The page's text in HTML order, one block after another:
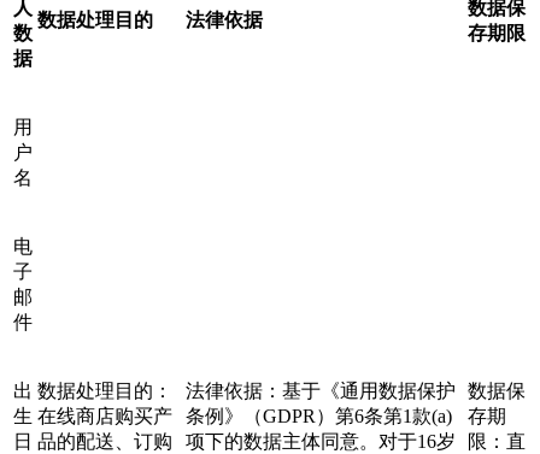
人
数
据
数据处理目的 法律依据
数据保
存期限
用
户
名
数据处理目的：
在线商店购买产
品的配送、订购
法律依据：基于《通用数据保护
条例》（GDPR）第6条第1款(a)
项下的数据主体同意。对于16岁
数据保
存期
限：直
电
子
邮
件
出
生
日